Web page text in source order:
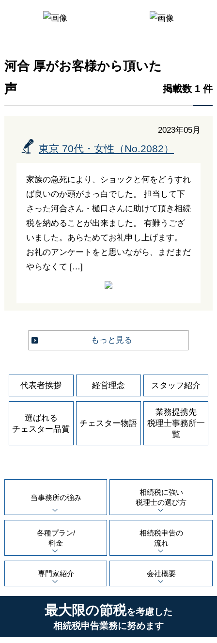
河合 厚がお客様から頂いた
声
掲載数 1 件
2023年05月
東京 70代・女性（No.2082）
家族の急死により、ショックと何をどうすれ
ば良いのか頭がまっ白でした。 担当して下
さった河合さん・樋口さんに助けて頂き相続
税を納めることが出来ました。 有難うござ
いました。あらためてお礼申し上げます。
お礼のアンケートをと思いながら、まだまだ
やらなくて […]
もっと見る
代表者挨拶 経営理念 スタッフ紹介
選ばれる
チェスター品質
チェスター物語
業務提携先
税理士事務所一
覧
当事務所の強み
相続税に強い
税理士の選び方
各種プラン/
料金
相続税申告の
流れ
専門家紹介 会社概要
最大限の節税を考慮した
相続税申告業務に努めます